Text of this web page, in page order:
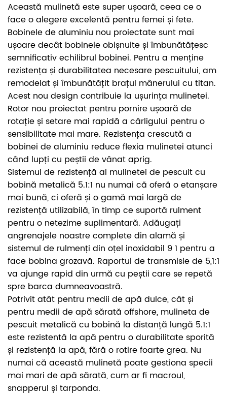
Această mulinetă este super ușoară, ceea ce o
face o alegere excelentă pentru femei și fete.
Bobinele de aluminiu nou proiectate sunt mai
ușoare decât bobinele obișnuite și îmbunătățesc
semnificativ echilibrul bobinei. Pentru a menține
rezistența și durabilitatea necesare pescuitului, am
remodelat și îmbunătățit brațul mânerului cu titan.
Acest nou design contribuie la ușurința mulinetei.
Rotor nou proiectat pentru pornire ușoară de
rotație și setare mai rapidă a cârligului pentru o
sensibilitate mai mare. Rezistența crescută a
bobinei de aluminiu reduce flexia mulinetei atunci
când lupți cu peștii de vânat aprig.
Sistemul de rezistență al mulinetei de pescuit cu
bobină metalică 5.1:1 nu numai că oferă o etanșare
mai bună, ci oferă și o gamă mai largă de
rezistență utilizabilă, în timp ce suportă rulment
pentru o netezime suplimentară. Adăugați
angrenajele noastre complete din alamă și
sistemul de rulmenți din oțel inoxidabil 9 1 pentru a
face bobina grozavă. Raportul de transmisie de 5,1:1
va ajunge rapid din urmă cu peștii care se repetă
spre barca dumneavoastră.
Potrivit atât pentru medii de apă dulce, cât și
pentru medii de apă sărată offshore, mulineta de
pescuit metalică cu bobină la distanță lungă 5.1:1
este rezistentă la apă pentru o durabilitate sporită
și rezistență la apă, fără o rotire foarte grea. Nu
numai că această mulinetă poate gestiona specii
mai mari de apă sărată, cum ar fi macroul,
snapperul și tarponda.